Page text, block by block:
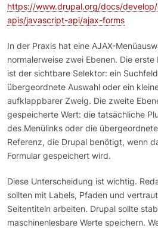
https://www.drupal.org/docs/
apis/javascript-api/ajax-forms
In der Praxis hat eine AJAX-
normalerweise zwei Ebenen. Die erste
ist der sichtbare Selektor: ein
übergeordnete Auswahl oder ein
aufklappbarer Zweig. Die zweite
gespeicherte Wert: die tatsächliche
des Menülinks oder die übergeordnete
Referenz, die Drupal benötigt, wenn
Formular gespeichert wird.
Diese Unterscheidung ist wichtig.
sollten mit Labels, Pfaden und
Seitentiteln arbeiten. Drupal sollte
maschinenlesbare Werte speichern.